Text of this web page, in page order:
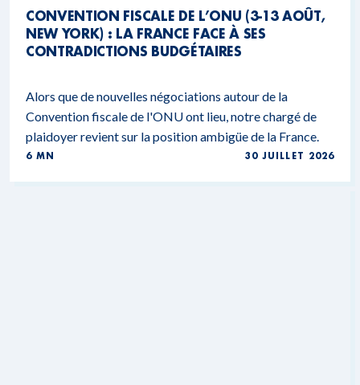
CONVENTION FISCALE DE L’ONU (3-13 AOÛT,
NEW YORK) : LA FRANCE FACE À SES
CONTRADICTIONS BUDGÉTAIRES
Alors que de nouvelles négociations autour de la
Convention fiscale de l'ONU ont lieu, notre chargé de
plaidoyer revient sur la position ambigüe de la France.
6 MN 30 JUILLET 2026